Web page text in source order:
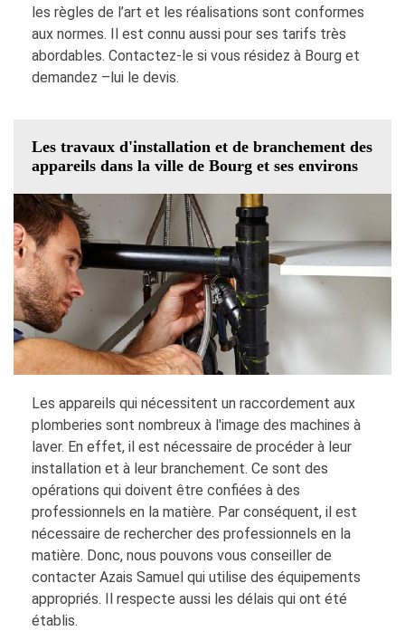
les règles de l’art et les réalisations sont conformes
aux normes. Il est connu aussi pour ses tarifs très
abordables. Contactez-le si vous résidez à Bourg et
demandez –lui le devis.
Les travaux d'installation et de branchement des
appareils dans la ville de Bourg et ses environs
Les appareils qui nécessitent un raccordement aux
plomberies sont nombreux à l'image des machines à
laver. En effet, il est nécessaire de procéder à leur
installation et à leur branchement. Ce sont des
opérations qui doivent être confiées à des
professionnels en la matière. Par conséquent, il est
nécessaire de rechercher des professionnels en la
matière. Donc, nous pouvons vous conseiller de
contacter Azais Samuel qui utilise des équipements
appropriés. Il respecte aussi les délais qui ont été
établis.